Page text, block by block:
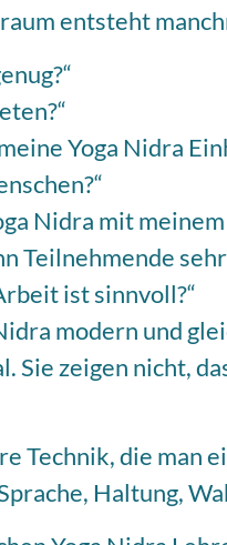
entsteht
Yoga Nidra
Nidra mit
Teilnehmende
ist sinnvoll?“
modern und
Sie zeigen nicht,
Technik, die man
Haltung,